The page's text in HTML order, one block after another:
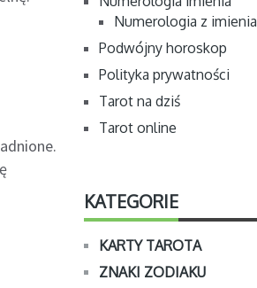
Numerologia z imienia
Podwójny horoskop
Polityka prywatności
Tarot na dziś
Tarot online
KATEGORIE
KARTY TAROTA
ZNAKI ZODIAKU